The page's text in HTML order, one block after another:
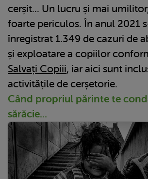
cerșit... Un lucru și mai
foarte periculos. În anul 2021
înregistrat 1.349 de cazuri de
și exploatare a copiilor
Salvați Copiii, iar aici sunt
activitățile de cerșetorie.
Când propriul părinte te
sărăcie...